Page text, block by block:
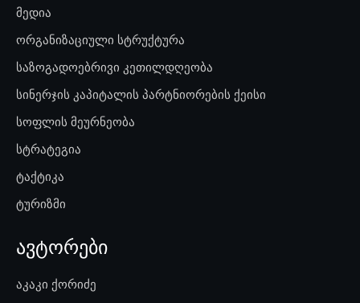
მედია
ორგანიზაციული სტრუქტურა
საზოგადოებრივი კეთილდღეობა
სინერჯის კაპიტალის პარტნიორების ქეისი
სოფლის მეურნეობა
სტრატეგია
ტაქტიკა
ტურიზმი
ავტორები
აკაკი ქორიძე